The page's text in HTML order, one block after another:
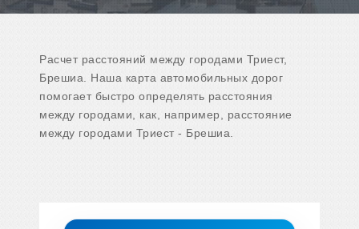
Расчет расстояний между городами Триест,
Брешиа. Наша карта автомобильных дорог
помогает быстро определять расстояния
между городами, как, например, расстояние
между городами Триест - Брешиа.